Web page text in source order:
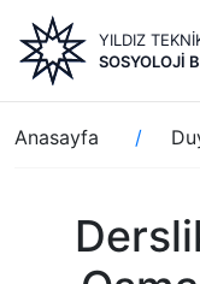
içeriğe
atla
YILDIZ
SOSYOLOJI
Sayfa
yolu
Anasayfa